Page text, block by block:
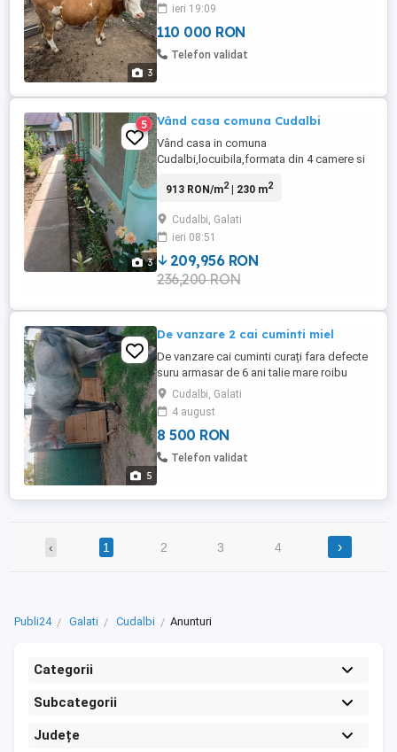
3
ieri 19:09
110 000 RON
Telefon validat
3
5 Vând casa comuna Cudalbi
Vând casa in comuna
Cudalbi,locuibila,formata din 4 camere si
zona neinundabila,pe drumul spre
curenta,beci,fântână in curte si foarte
mulți pomi.Suprafata terenului este de
1700 mp.
913 RON/m2| 230 m2
Cudalbi, Galati
ieri 08:51
209,956 RON
236,200 RON
5
De vanzare 2 cai cuminti miel
De vanzare cai cuminti curați fara defecte
suru armasar de 6 ani talie mare roibu
castrat de 3 pe 4 ani talie mare cai merg
cum dorește omu în 1 în 2 se accepta
orice proba posibila mai multe detali
sunați la afisat
Cudalbi, Galati
4 august
8 500 RON
Telefon validat
‹ 1 2 3 4 ›
Publi24 Galati Cudalbi Anunturi
Categorii
Subcategorii
Județe